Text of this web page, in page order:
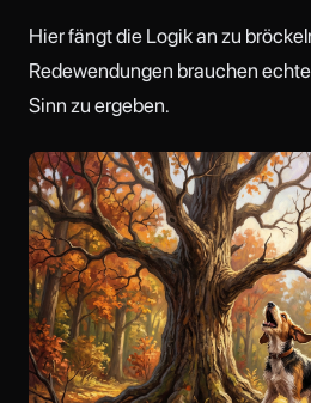
Hier fängt die Logik an zu
Redewendungen brauchen
Sinn zu ergeben.